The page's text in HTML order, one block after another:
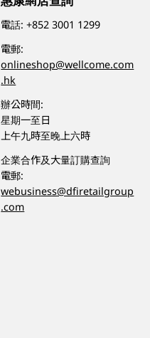
電話:+852 3001 1299
電郵:
onlineshop@wellcome.com
.hk
辦公時間:
星期一至日
上午九時至晚上六時
企業合作及大量訂購查詢
電郵:
webusiness@dfiretailgroup
.com